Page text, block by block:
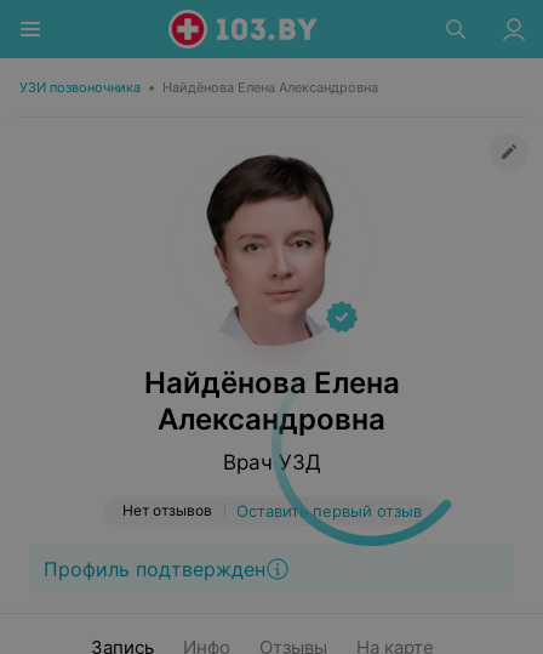
УЗИ позвоночника • Найдёнова Елена Александровна
Найдёнова Елена
Александровна
Врач УЗД
Нет отзывов Оставить первый отзыв
Профиль подтвержден
Запись Инфо Отзывы На карте